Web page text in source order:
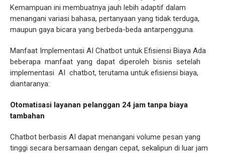
Kemampuan ini membuatnya jauh lebih adaptif dalam
menangani variasi bahasa, pertanyaan yang tidak terduga,
maupun gaya bicara yang berbeda-beda antarpengguna.
Manfaat Implementasi AI Chatbot untuk Efisiensi Biaya Ada
beberapa manfaat yang dapat diperoleh bisnis setelah
implementasi AI chatbot, terutama untuk efisiensi biaya,
diantaranya:
Otomatisasi layanan pelanggan 24 jam tanpa biaya
tambahan
Chatbot berbasis AI dapat menangani volume pesan yang
tinggi secara bersamaan dengan cepat, sekalipun di luar jam